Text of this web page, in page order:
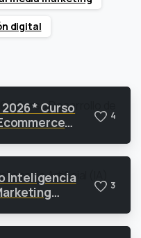
digital
2026 * Curso
4
Inteligencia
3